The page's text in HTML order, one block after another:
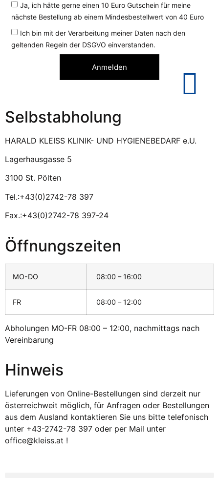
Ja, ich hätte gerne einen 10 Euro Gutschein für meine
nächste Bestellung ab einem Mindesbestellwert von 40 Euro
Ich bin mit der Verarbeitung meiner Daten nach den
geltenden Regeln der DSGVO einverstanden.
Anmelden
Selbstabholung
HARALD KLEISS KLINIK- UND HYGIENEBEDARF e.U.
Lagerhausgasse 5
3100 St. Pölten
Tel.:+43(0)2742-78 397
Fax.:+43(0)2742-78 397-24
Öffnungszeiten
MO-DO 08:00 – 16:00
FR 08:00 – 12:00
Abholungen MO-FR 08:00 – 12:00, nachmittags nach
Vereinbarung
Hinweis
Lieferungen von Online-Bestellungen sind derzeit nur
österreichweit möglich, für Anfragen oder Bestellungen
aus dem Ausland kontaktieren Sie uns bitte telefonisch
unter +43-2742-78 397 oder per Mail unter
office@kleiss.at !